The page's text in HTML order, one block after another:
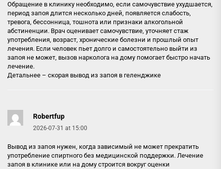
Обращение в клинику необходимо, если самочувствие ухудшается,
период запоя длится несколько дней, появляется слабость,
тревога, бессонница, тошнота или признаки алкогольной
абстиненции. Врач оценивает самочувствие, уточняет стаж
употребления, возраст, хронические болезни и прошлый опыт
лечения. Если человек пьет долго и самостоятельно выйти из
запоя не может, вызов нарколога на дому помогает быстро начать
лечение.
Детальнее – скорая вывод из запоя в геленджике
Robertfup
2026-07-31 at 15:00
Вывод из запоя нужен, когда зависимый не может прекратить
употребление спиртного без медицинской поддержки. Лечение
запоя в клинике или на дому строится вокруг оценки